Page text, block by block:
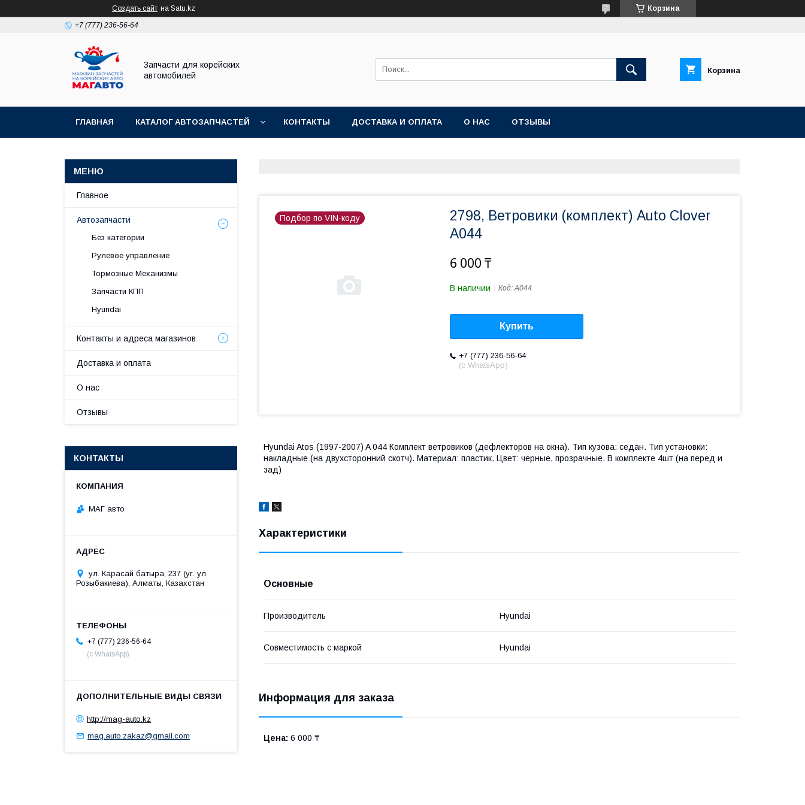
Создать сайт на Satu.kz Корзина
+7 (777) 236-56-64
Запчасти для корейских
автомобилей
Корзина
ГЛАВНАЯ КАТАЛОГ АВТОЗАПЧАСТЕЙ КОНТАКТЫ ДОСТАВКА И ОПЛАТА О НАС ОТЗЫВЫ
Подбор по VIN-коду
2798, Ветровики (комплект) Auto Clover
A044
6 000 ₸
В наличии Код:A044
Купить
+7 (777) 236-56-64
(с WhatsApp)
Hyundai Atos (1997-2007) A 044 Комплект ветровиков (дефлекторов на окна). Тип кузова: седан. Тип установки:
накладные (на двухсторонний скотч). Материал: пластик. Цвет: черные, прозрачные. В комплекте 4шт (на перед и
зад)
Характеристики
Основные
Производитель Hyundai
Совместимость с маркой Hyundai
Информация для заказа
Цена: 6 000 ₸
Главное
Автозапчасти
Без категории
Рулевое управление
Тормозные Механизмы
Запчасти КПП
Hyundai
Контакты и адреса магазинов
Доставка и оплата
О нас
Отзывы
КОНТАКТЫ
МАГ авто
ул. Карасай батыра, 237 (уг. ул.
Розыбакиева), Алматы, Казахстан
+7 (777) 236-56-64
(с WhatsApp)
http://mag-auto.kz
mag.auto.zakaz@gmail.com